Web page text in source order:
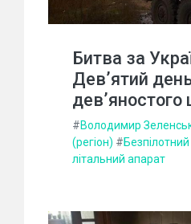
Битва за
Дев’ятий
дев’яностого
#Володимир
(регіон) #
літальний апарат